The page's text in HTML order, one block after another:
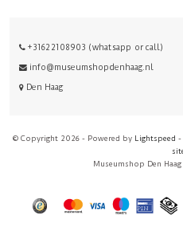
+31622108903 (whatsapp or call)
info@museumshopdenhaag.nl
Den Haag
© Copyright 2026 - Powered by Lightspeed -
Museumshop Den Haag